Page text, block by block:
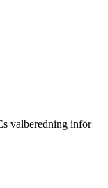
valberedning inför